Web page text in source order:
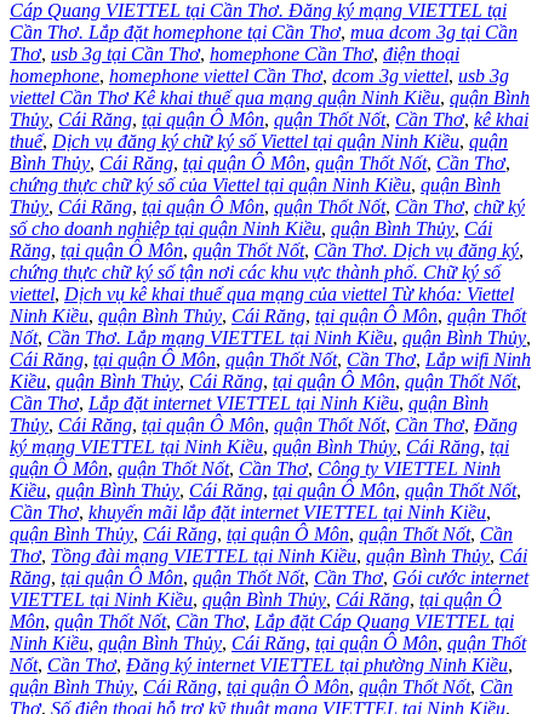
Cáp Quang VIETTEL tại Cần Thơ. Đăng ký mạng VIETTEL tại
Cần Thơ. Lắp đặt homephone tại Cần Thơ, mua dcom 3g tại Cần
Thơ, usb 3g tại Cần Thơ, homephone Cần Thơ, điện thoại
homephone, homephone viettel Cần Thơ, dcom 3g viettel, usb 3g
viettel Cần Thơ Kê khai thuế qua mạng quận Ninh Kiều, quận Bình
Thủy, Cái Răng, tại quận Ô Môn, quận Thốt Nốt, Cần Thơ, kê khai
thuế, Dịch vụ đăng ký chữ ký số Viettel tại quận Ninh Kiều, quận
Bình Thủy, Cái Răng, tại quận Ô Môn, quận Thốt Nốt, Cần Thơ,
chứng thực chữ ký số của Viettel tại quận Ninh Kiều, quận Bình
Thủy, Cái Răng, tại quận Ô Môn, quận Thốt Nốt, Cần Thơ, chữ ký
số cho doanh nghiệp tại quận Ninh Kiều, quận Bình Thủy, Cái
Răng, tại quận Ô Môn, quận Thốt Nốt, Cần Thơ. Dịch vụ đăng ký,
chứng thực chữ ký số tận nơi các khu vực thành phố. Chữ ký số
viettel, Dịch vụ kê khai thuế qua mạng của viettel Từ khóa: Viettel
Ninh Kiều, quận Bình Thủy, Cái Răng, tại quận Ô Môn, quận Thốt
Nốt, Cần Thơ. Lắp mạng VIETTEL tại Ninh Kiều, quận Bình Thủy,
Cái Răng, tại quận Ô Môn, quận Thốt Nốt, Cần Thơ, Lắp wifi Ninh
Kiều, quận Bình Thủy, Cái Răng, tại quận Ô Môn, quận Thốt Nốt,
Cần Thơ, Lắp đặt internet VIETTEL tại Ninh Kiều, quận Bình
Thủy, Cái Răng, tại quận Ô Môn, quận Thốt Nốt, Cần Thơ, Đăng
ký mạng VIETTEL tại Ninh Kiều, quận Bình Thủy, Cái Răng, tại
quận Ô Môn, quận Thốt Nốt, Cần Thơ, Công ty VIETTEL Ninh
Kiều, quận Bình Thủy, Cái Răng, tại quận Ô Môn, quận Thốt Nốt,
Cần Thơ, khuyến mãi lắp đặt internet VIETTEL tại Ninh Kiều,
quận Bình Thủy, Cái Răng, tại quận Ô Môn, quận Thốt Nốt, Cần
Thơ, Tồng đài mạng VIETTEL tại Ninh Kiều, quận Bình Thủy, Cái
Răng, tại quận Ô Môn, quận Thốt Nốt, Cần Thơ, Gói cước internet
VIETTEL tại Ninh Kiều, quận Bình Thủy, Cái Răng, tại quận Ô
Môn, quận Thốt Nốt, Cần Thơ, Lắp đặt Cáp Quang VIETTEL tại
Ninh Kiều, quận Bình Thủy, Cái Răng, tại quận Ô Môn, quận Thốt
Nốt, Cần Thơ, Đăng ký internet VIETTEL tại phường Ninh Kiều,
quận Bình Thủy, Cái Răng, tại quận Ô Môn, quận Thốt Nốt, Cần
Thơ, Số điện thoại hỗ trợ kỹ thuật mạng VIETTEL tại Ninh Kiều,